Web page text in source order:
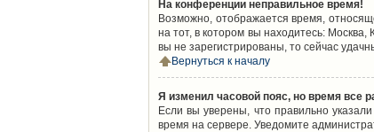
На конференции неправильное время!
Возможно, отображается время,
на тот, в котором вы находитесь: Москва,
вы не зарегистрированы, то сейчас
Вернуться к началу
Я изменил часовой пояс, но время все
Если вы уверены, что правильно
время на сервере. Уведомите